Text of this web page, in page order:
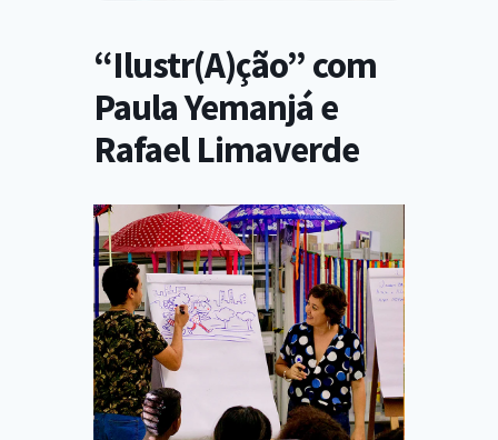
“Ilustr(A)ção” com
Paula Yemanjá e
Rafael Limaverde